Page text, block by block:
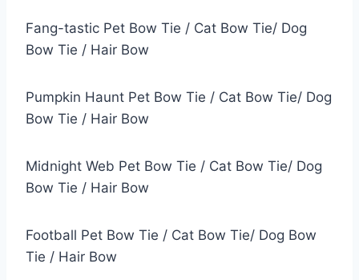
Fang-tastic Pet Bow Tie / Cat Bow Tie/ Dog
Bow Tie / Hair Bow
Pumpkin Haunt Pet Bow Tie / Cat Bow Tie/ Dog
Bow Tie / Hair Bow
Midnight Web Pet Bow Tie / Cat Bow Tie/ Dog
Bow Tie / Hair Bow
Football Pet Bow Tie / Cat Bow Tie/ Dog Bow
Tie / Hair Bow